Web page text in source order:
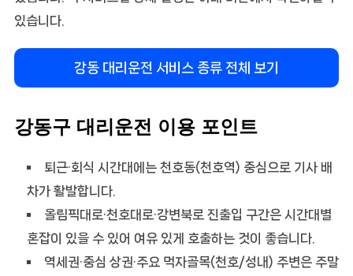
있습니다.
강동 대리운전 서비스 종류 전체 보기
강동구 대리운전 이용 포인트
퇴근·회식 시간대에는 천호동(천호역) 중심으로 기사 배
차가 활발합니다.
올림픽대로·천호대로·강변북로 진출입 구간은 시간대별
혼잡이 있을 수 있어 여유 있게 호출하는 것이 좋습니다.
역세권·중심 상권·주요 먹자골목(천호/성내) 주변은 주말